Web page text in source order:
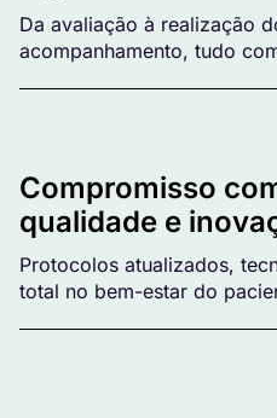
Da avaliação à realização
acompanhamento, tudo
Compromisso
qualidade e
Protocolos atualizados,
total no bem-estar do